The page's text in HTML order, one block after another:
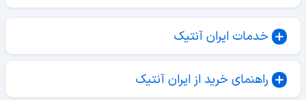
خدمات ایران آنتیک
راهنمای خرید از ایران آنتیک